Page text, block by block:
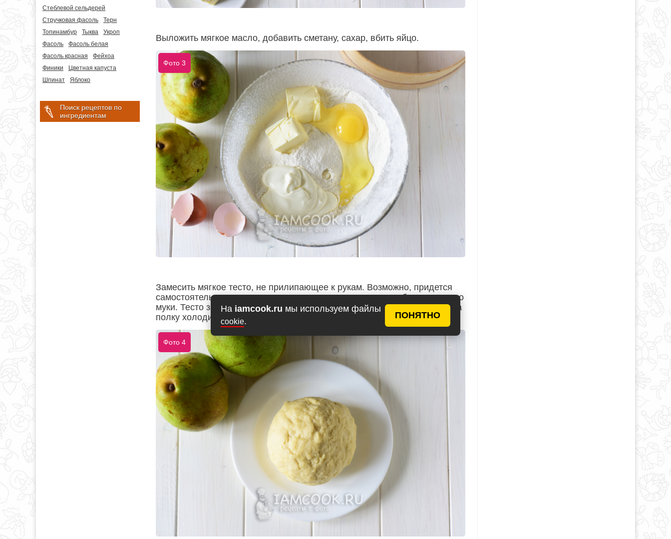
На iamcook.ru мы используем файлы
cookie.
ПОНЯТНО
Стеблевой сельдерей
Стручковая фасоль
Терн
Топинамбур
Тыква
Укроп
Фасоль
Фасоль белая
Фасоль красная
Фейхоа
Финики
Цветная капуста
Шпинат
Яблоко
Поиск рецептов по
ингредиентам
Выложить мягкое масло, добавить сметану, сахар, вбить яйцо.
Фото 3
Замесить мягкое тесто, не прилипающее к рукам. Возможно, придется
самостоятельно откорректировать консистенцию теста, добавив немного
муки. Тесто завернуть в пищевой полиэтилен и на 20 минут положить на
полку холодильника.
Фото 4